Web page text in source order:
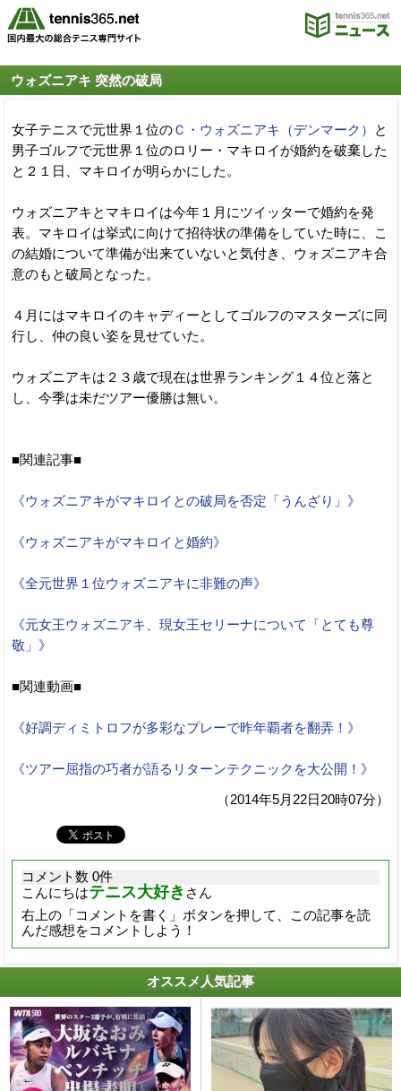
ウォズニアキ 突然の破局
女子テニスで元世界１位のＣ・ウォズニアキ（デンマーク）
と
男子ゴルフで元世界１位のロリー・マキロイが婚約を破棄した
と２１日、マキロイが明らかにした。
ウォズニアキとマキロイは今年１月にツイッターで婚約を発
表。マキロイは挙式に向けて招待状の準備をしていた時に、こ
の結婚について準備が出来ていないと気付き、ウォズニアキ合
意のもと破局となった。
４月にはマキロイのキャディーとしてゴルフのマスターズに同
行し、仲の良い姿を見せていた。
ウォズニアキは２３歳で現在は世界ランキング１４位と落と
し、今季は未だツアー優勝は無い。
■関連記事■
《ウォズニアキがマキロイとの破局を否定「うんざり」》
《ウォズニアキがマキロイと婚約》
《全元世界１位ウォズニアキに非難の声》
《元女王ウォズニアキ、現女王セリーナについて「とても尊
敬」》
■関連動画■
《好調ディミトロフが多彩なプレーで昨年覇者を翻弄！》
《ツアー屈指の巧者が語るリターンテクニックを大公開！》
（2014年5月22日20時07分）
コメント数 0件
こんにちはテニス大好き さん
右上の「コメントを書く」ボタンを押して、この記事を読
んだ感想をコメントしよう！
オススメ人気記事